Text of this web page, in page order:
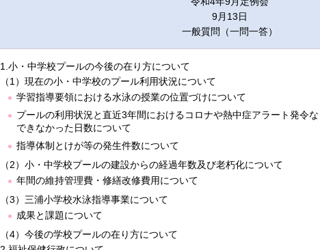
9月13日
一般質問（一問一答）
1.小・中学校プールの今後の在り方について
（1）現在の小・中学校のプール利用状況について
学習指導要領における水泳の授業の位置づけについて
プールの利用状況と直近3年間におけるコロナや熱中症アラート発令
できなかった日数について
指導体制とけが等の発生件数について
（2）小・中学校プールの建設からの経過年数及び老朽化について
年間の維持管理費・修繕改修費用について
（3）三浦小学校水泳指導事業について
成果と課題について
（4）今後の学校プールの在り方について